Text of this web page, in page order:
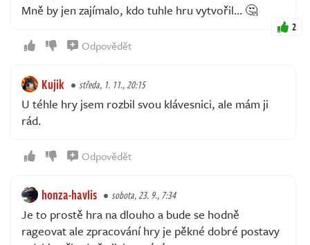
Mně by jen zajímalo, kdo tuhle hru vytvořil… 🤔
2
Odpovědět
Kujik středa, 1. 11., 20:15
U téhle hry jsem rozbil svou klávesnici, ale mám ji
rád.
Odpovědět
honza-havlis sobota, 23. 9., 7:34
Je to prostě hra na dlouho a bude se hodně
rageovat ale zpracování hry je pěkné dobré postavy